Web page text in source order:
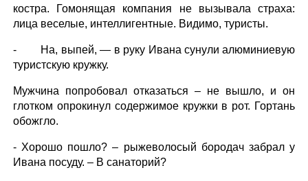
костра. Гомонящая компания не вызывала страха:
лица веселые, интеллигентные. Видимо, туристы.
- На, выпей, — в руку Ивана сунули алюминиевую
туристскую кружку.
Мужчина попробовал отказаться – не вышло, и он
глотком опрокинул содержимое кружки в рот. Гортань
обожгло.
- Хорошо пошло? – рыжеволосый бородач забрал у
Ивана посуду. – В санаторий?